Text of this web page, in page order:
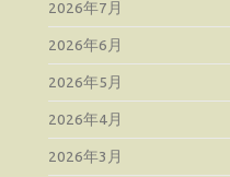
2026年7月
2026年6月
2026年5月
2026年4月
2026年3月